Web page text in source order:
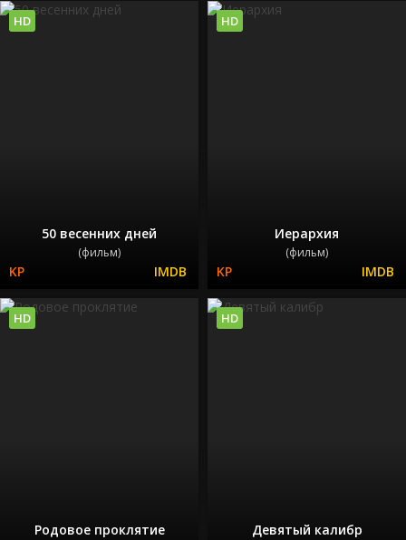
50 весенних дней
(фильм)
HD
Иерархия
(фильм)
HD
Родовое проклятие
HD
Девятый калибр
HD